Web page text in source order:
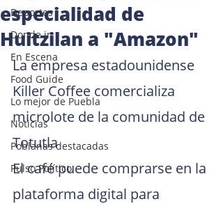
Deportes
Donde ir
En Escena
Food Guide
Lo mejor de Puebla
Noticias
Poblanas destacadas
Pulso Político
especialidad de
Huitzilan a "Amazon"
La empresa estadounidense
Killer Coffee comercializa
microlote de la comunidad de
Totutla
El café puede comprarse en la
plataforma digital para